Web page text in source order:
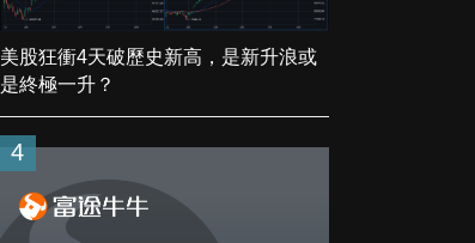
美股狂衝4天破歷史新高，是新升浪或
是終極一升？
4